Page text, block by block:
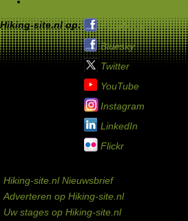
Hiking-site.nl op:
Facebook
Bluesky
Twitter
YouTube
Instagram
LinkedIn
Flickr
Hiking-site.nl Nieuwsbrief
Adverteren op Hiking-site.nl
Uw stages op Hiking-site.nl